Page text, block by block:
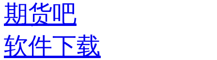
期货吧
软件下载